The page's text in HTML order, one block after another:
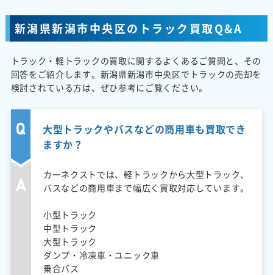
新潟県新潟市中央区のトラック買取Q&A
トラック・軽トラックの買取に関するよくあるご質問と、その
回答をご紹介します。新潟県新潟市中央区でトラックの売却を
検討されている方は、ぜひ参考にご覧ください。
大型トラックやバスなどの商用車も買取でき
ますか？
カーネクストでは、軽トラックから大型トラック、
バスなどの商用車まで幅広く買取対応しています。
小型トラック
中型トラック
大型トラック
ダンプ・冷凍車・ユニック車
乗合バス